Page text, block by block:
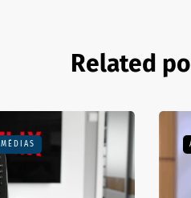
Related
MÉDIAS